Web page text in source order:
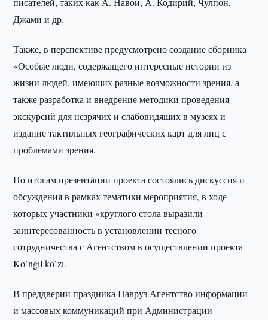
Джами и др.
Также, в перспективе предусмотрено создание сборника
«Особые люди, содержащего интересные истории из
жизни людей, имеющих разные возможности зрения, а
также разработка и внедрение методики проведения
экскурсий для незрячих и слабовидящих в музеях и
издание тактильных географических карт для лиц с
проблемами зрения.
По итогам презентации проекта состоялись дискуссия и
обсуждения в рамках тематики мероприятия, в ходе
которых участники «круглого стола выразили
заинтересованность в установлении тесного
сотрудничества с Агентством в осуществлении проекта
Ko`ngil ko`zi.
В преддверии праздника Навруз Агентство информации
и массовых коммуникаций при Администрации